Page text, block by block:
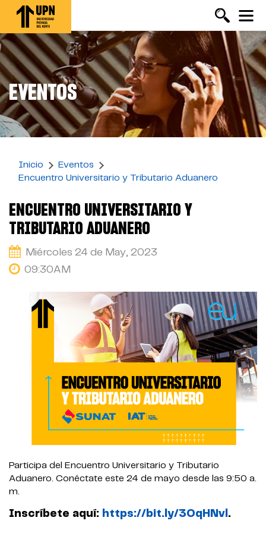
Pasar
contenido
principal
EVENTOS
Inicio
Eventos
Encuentro Universitario y Tributario Aduanero
ENCUENTRO UNIVERSITARIO Y
TRIBUTARIO ADUANERO
Miércoles 24 de May, 2023
09:30AM
Participa del Encuentro Universitario y Tributario
Aduanero. Conéctate este 24 de mayo desde las 9:50 a.
m.
Inscríbete aquí: https://bit.ly/3OqHNvl .